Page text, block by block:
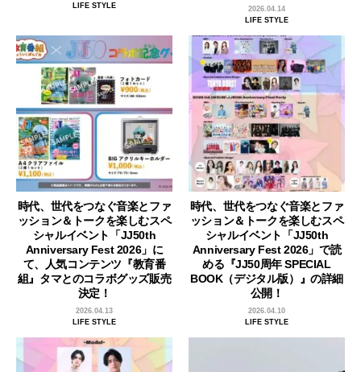
LIFE STYLE
2026.04.14
LIFE STYLE
時代、世代をつなぐ音楽とファ
ッション＆トークを楽しむスペ
シャルイベント「JJ50th
Anniversary Fest 2026」に
て、人気コンテンツ『教育番
組』タマとのコラボグッズ販売
決定！
2026.04.13
LIFE STYLE
時代、世代をつなぐ音楽とファ
ッション＆トークを楽しむスペ
シャルイベント「JJ50th
Anniversary Fest 2026」で読
める『JJ50周年 SPECIAL
BOOK（デジタル版）』の詳細
公開！
2026.04.10
LIFE STYLE